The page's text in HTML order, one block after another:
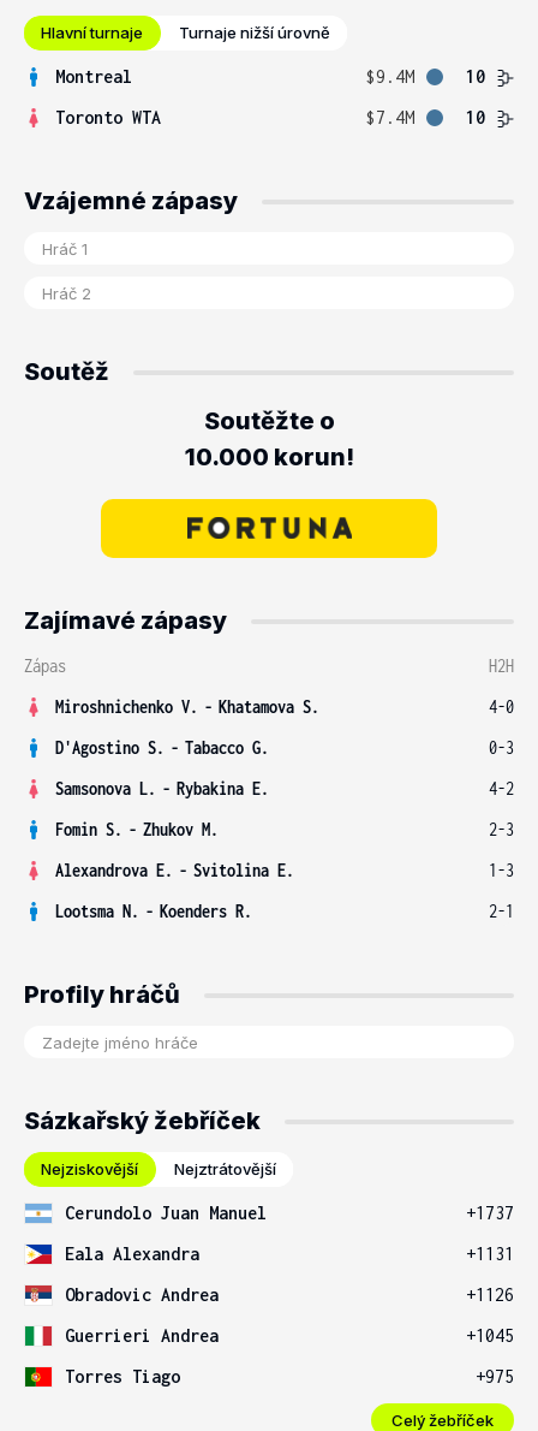
Hlavní turnaje Turnaje nižší úrovně
Montreal $9.4M
10
Toronto WTA
$7.4M 10
Vzájemné zápasy
Soutěž
Soutěžte o
10.000 korun!
Zajímavé zápasy
Zápas
H2H
Miroshnichenko V. - Khatamova S.
4-0
D'Agostino S. - Tabacco G.
0-3
Samsonova L. - Rybakina E.
4-2
Fomin S. - Zhukov M.
2-3
Alexandrova E. - Svitolina E.
1-3
Lootsma N. - Koenders R. 2-1
Profily hráčů
Sázkařský žebříček
Nejziskovější Nejztrátovější
Cerundolo Juan Manuel
+1737
Eala Alexandra
+1131
Obradovic Andrea
+1126
Guerrieri Andrea
+1045
Torres Tiago
+975
Celý žebříček